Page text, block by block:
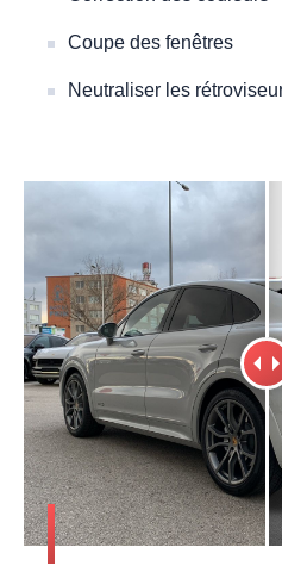
Coupe des fenêtres
Neutraliser les